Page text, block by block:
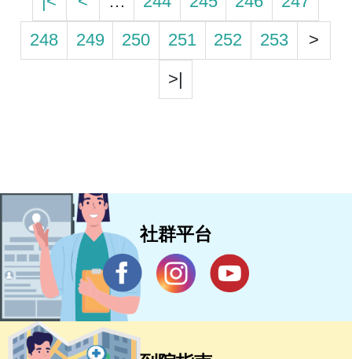
248
249 250 251 252 253
>
>|
社群平台